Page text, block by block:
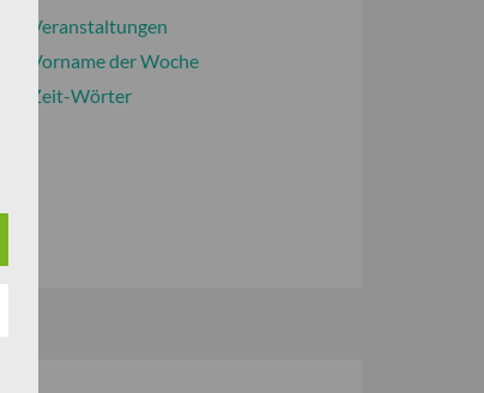
Veranstaltungen
Vorname der Woche
Zeit-Wörter